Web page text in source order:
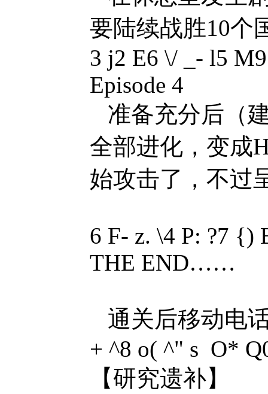
要陆续战胜10个
3 j2 E6 \/ _- l5
Episode 4
准备充分后（
全部进化，变成
始攻击了，不过
6 F- z. \4 P: ?7 {)
THE END……
通关后移动电
+ ^8 o( ^" s O*
【研究遗补】